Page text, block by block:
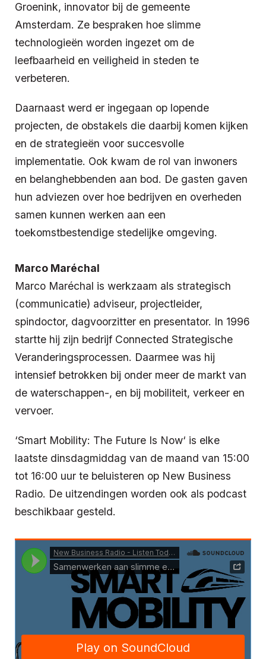
Groenink, innovator bij de gemeente
Amsterdam. Ze bespraken hoe slimme
technologieën worden ingezet om de
leefbaarheid en veiligheid in steden te
verbeteren.
Daarnaast werd er ingegaan op lopende
projecten, de obstakels die daarbij komen kijken
en de strategieën voor succesvolle
implementatie. Ook kwam de rol van inwoners
en belanghebbenden aan bod. De gasten gaven
hun adviezen over hoe bedrijven en overheden
samen kunnen werken aan een
toekomstbestendige stedelijke omgeving.
Marco Maréchal
Marco Maréchal is werkzaam als strategisch
(communicatie) adviseur, projectleider,
spindoctor, dagvoorzitter en presentator. In 1996
startte hij zijn bedrijf Connected Strategische
Veranderingsprocessen. Daarmee was hij
intensief betrokken bij onder meer de markt van
de waterschappen-, en bij mobiliteit, verkeer en
vervoer.
‘Smart Mobility: The Future Is Now‘ is elke
laatste dinsdagmiddag van de maand van 15:00
tot 16:00 uur te beluisteren op New Business
Radio. De uitzendingen worden ook als podcast
beschikbaar gesteld.